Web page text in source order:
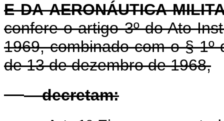
E DA AERONÁUTICA
confere o artigo 3º do Ato
1969, combinado com o § 1º
de 13 de dezembro de 1968,
decretam: